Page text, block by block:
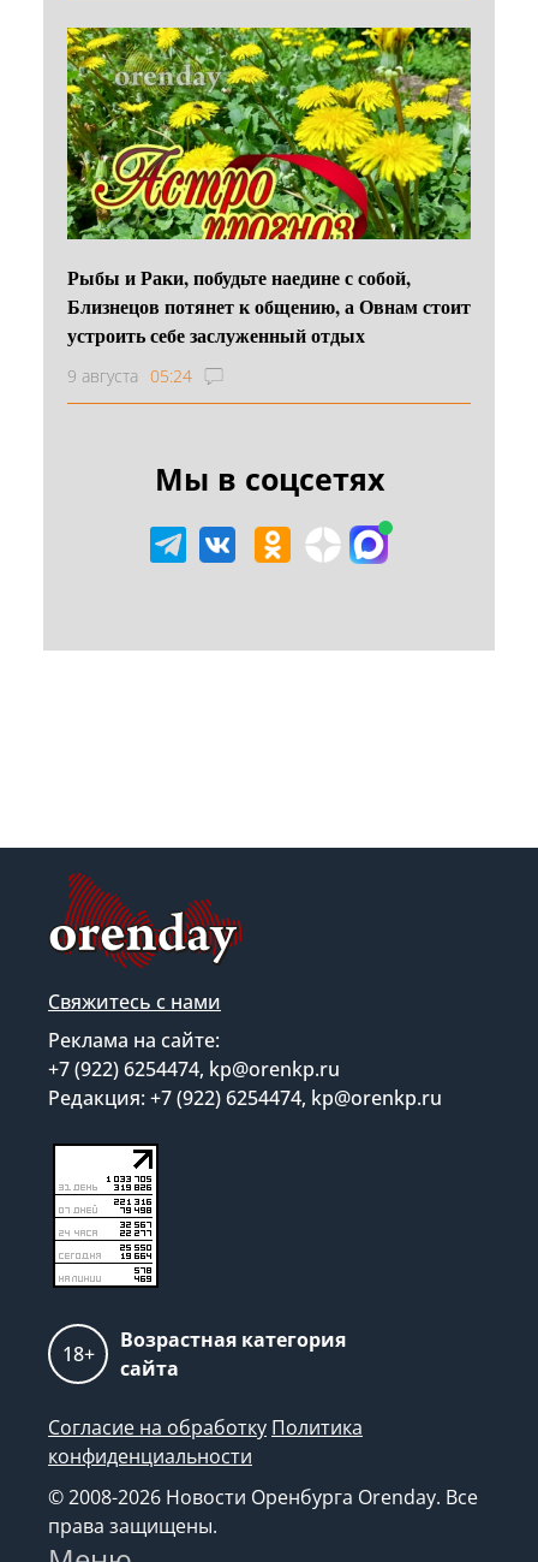
Рыбы и Раки, побудьте наедине с собой,
Близнецов потянет к общению, а Овнам стоит
устроить себе заслуженный отдых
9 августа 05:24
Мы в соцсетях
Свяжитесь с нами
Реклама на сайте:
+7 (922) 6254474, kp@orenkp.ru
Редакция: +7 (922) 6254474, kp@orenkp.ru
18+
Возрастная категория
сайта
Согласие на обработку Политика
конфиденциальности
© 2008-2026 Новости Оренбурга Orenday. Все
права защищены.